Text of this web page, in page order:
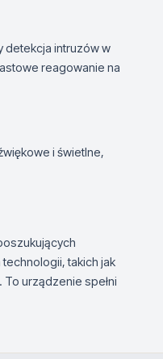
detekcja intruzów w
reagowanie na
i świetlne,
takich jak
To urządzenie spełni